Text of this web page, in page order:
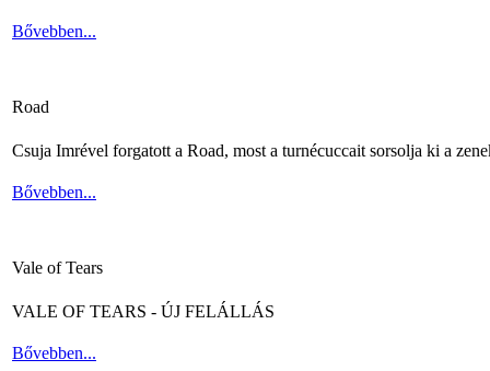
Bővebben...
Road
Csuja Imrével forgatott a Road, most a turnécuccait sorsolja ki a
Bővebben...
Vale of Tears
VALE OF TEARS - ÚJ FELÁLLÁS
Bővebben...